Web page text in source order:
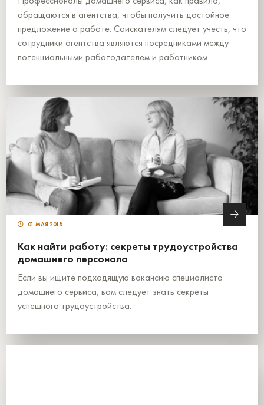
обращаются в агентства, чтобы получить достойное
предложение о работе. Соискателям следует учесть, что
сотрудники агентства являются посредниками между
потенциальными работодателем и работником.
01 МАЯ 2018
Как найти работу: секреты трудоустройства
домашнего персонала
Если вы ищите подходящую вакансию специалиста
домашнего сервиса, вам следует знать секреты
успешного трудоустройства.